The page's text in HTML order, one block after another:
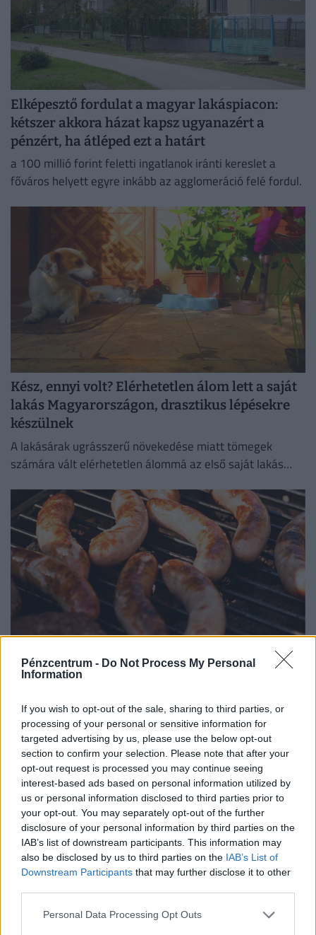
Pénzcentrum - Do Not Process My Personal
Information
If you wish to opt-out of the sale, sharing to third parties, or
processing of your personal or sensitive information for
targeted advertising by us, please use the below opt-out
section to confirm your selection. Please note that after your
opt-out request is processed you may continue seeing
interest-based ads based on personal information utilized by
us or personal information disclosed to third parties prior to
your opt-out. You may separately opt-out of the further
disclosure of your personal information by third parties on the
IAB’s list of downstream participants. This information may
also be disclosed by us to third parties on the IAB’s List of
Downstream Participants that may further disclose it to other
Personal Data Processing Opt Outs
Elképesztő fordulat a magyar lakáspiacon:
kétszer akkora házat kapsz ugyanazért a
pénzért, ha átléped ezt a határt
a 100 millió forint feletti ingatlanok iránti kereslet a
főváros helyett egyre inkább az agglomeráció felé fordul.
Kész, ennyi volt? Elérhetetlen álom lett a saját
lakás Magyarországon, drasztikus lépésekre
készülnek
A lakásárak ugrásszerű növekedése miatt tömegek
számára vált elérhetetlen álommá az első saját lakás
Időzített bomba a kerti sütögetés?
grillezés közben
A grillezés a nyári étkezések egyik legkedveltebb
formája, a meleg időjárás azonban a kórokozó, romlást
okozó baktériumok gyorsabb szaporodásának is kedvez.